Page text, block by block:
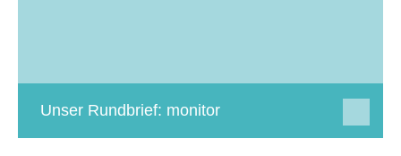
Unser Rundbrief: monitor